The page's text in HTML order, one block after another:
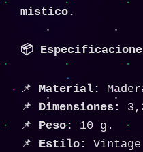
místico.
📦
📌 Material:
📌 Dimensiones:
📌 Peso:
10 g.
📌 Estilo: